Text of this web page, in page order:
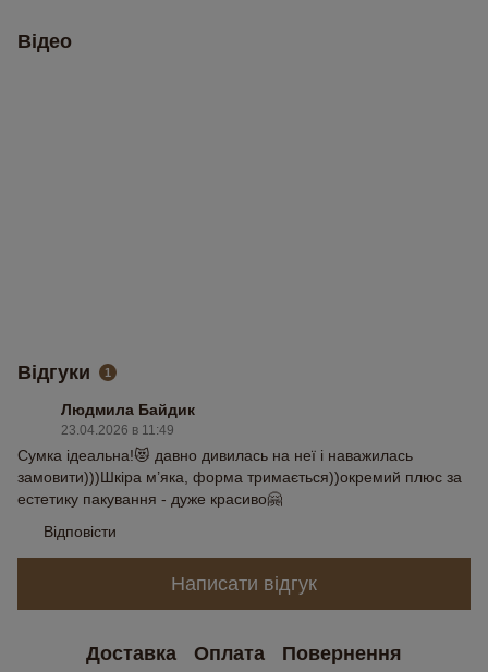
Відео
Відгуки 1
Людмила Байдик
23.04.2026 в 11:49
Сумка ідеальна!😻 давно дивилась на неї і наважилась
замовити)))Шкіра м’яка, форма тримається))окремий плюс за
естетику пакування - дуже красиво🤗
Відповісти
Написати відгук
Доставка Оплата Повернення